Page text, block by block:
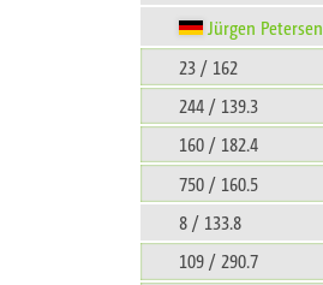
Jürgen Petersen
23 / 162
244 / 139.3
160 / 182.4
750 / 160.5
8 / 133.8
109 / 290.7